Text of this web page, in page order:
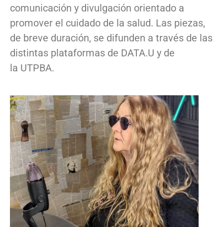
comunicación y divulgación orientado a
promover el cuidado de la salud. Las piezas,
de breve duración, se difunden a través de las
distintas plataformas de DATA.U y de
la UTPBA.